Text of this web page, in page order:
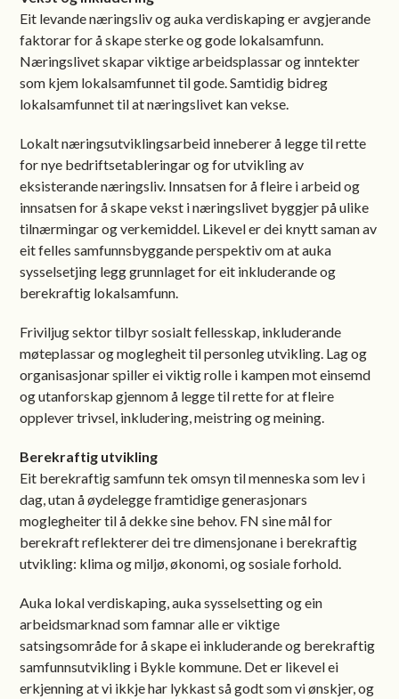
Eit levande næringsliv og auka verdiskaping er avgjerande
faktorar for å skape sterke og gode lokalsamfunn.
Næringslivet skapar viktige arbeidsplassar og inntekter
som kjem lokalsamfunnet til gode. Samtidig bidreg
lokalsamfunnet til at næringslivet kan vekse.
Lokalt næringsutviklingsarbeid inneberer å legge til rette
for nye bedriftsetableringar og for utvikling av
eksisterande næringsliv. Innsatsen for å fleire i arbeid og
innsatsen for å skape vekst i næringslivet byggjer på ulike
tilnærmingar og verkemiddel. Likevel er dei knytt saman av
eit felles samfunnsbyggande perspektiv om at auka
sysselsetjing legg grunnlaget for eit inkluderande og
berekraftig lokalsamfunn.
Friviljug sektor tilbyr sosialt fellesskap, inkluderande
møteplassar og moglegheit til personleg utvikling. Lag og
organisasjonar spiller ei viktig rolle i kampen mot einsemd
og utanforskap gjennom å legge til rette for at fleire
opplever trivsel, inkludering, meistring og meining.
Berekraftig utvikling
Eit berekraftig samfunn tek omsyn til menneska som lev i
dag, utan å øydelegge framtidige generasjonars
moglegheiter til å dekke sine behov. FN sine mål for
berekraft reflekterer dei tre dimensjonane i berekraftig
utvikling: klima og miljø, økonomi, og sosiale forhold.
Auka lokal verdiskaping, auka sysselsetting og ein
arbeidsmarknad som famnar alle er viktige
satsingsområde for å skape ei inkluderande og berekraftig
samfunnsutvikling i Bykle kommune. Det er likevel ei
erkjenning at vi ikkje har lykkast så godt som vi ønskjer, og